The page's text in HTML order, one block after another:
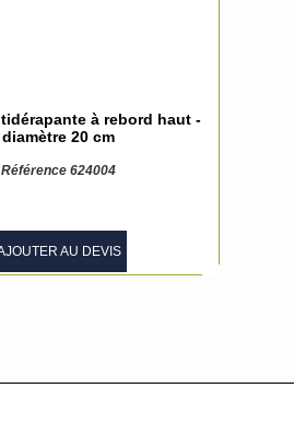
à rebord haut -
diamètre 20 cm
Référence 624004
AU DEVIS